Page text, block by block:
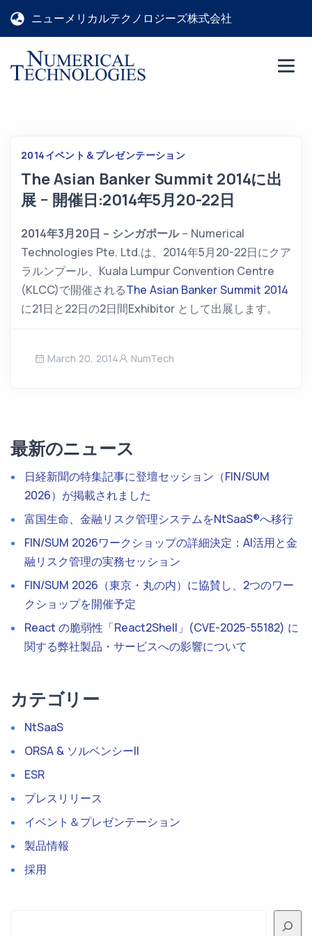
ニューメリカルテクノロジーズ株式会社
2014イベント＆プレゼンテーション
The Asian Banker Summit 2014に出
展 − 開催日:2014年5月20-22日
2014年3月20日 – シンガポール– Numerical
Technologies Pte. Ltd.は、2014年5月20-22日にクア
ラルンプール、Kuala Lumpur Convention Centre
(KLCC)で開催されるThe Asian Banker Summit 2014
に21日と22日の2日間Exhibitor として出展します。
March 20, 2014 NumTech
最新のニュース
日経新聞の特集記事に登壇セッション（FIN/SUM
2026）が掲載されました
富国生命、金融リスク管理システムをNtSaaS®へ移行
FIN/SUM 2026ワークショップの詳細決定：AI活用と金
融リスク管理の実務セッション
FIN/SUM 2026（東京・丸の内）に協賛し、2つのワー
クショップを開催予定
React の脆弱性「React2Shell」(CVE-2025-55182) に
関する弊社製品・サービスへの影響について
カテゴリー
NtSaaS
ORSA & ソルベンシーII
ESR
プレスリリース
イベント＆プレゼンテーション
製品情報
採用